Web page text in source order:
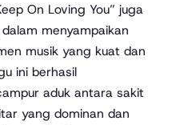
On Loving You” juga
menyampaikan
musik yang kuat dan
ini berhasil
aduk antara sakit
yang dominan dan